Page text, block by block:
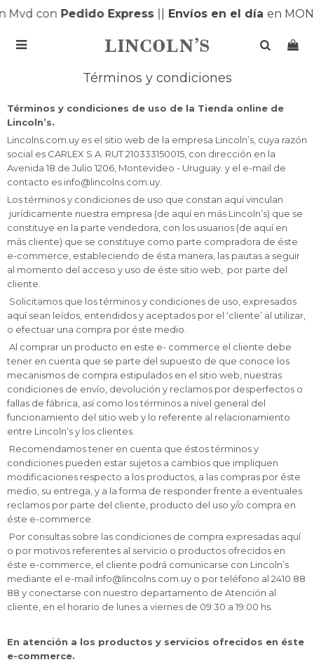
conPedido Express|| Envíos en el díaen

Términos y condiciones
Términos y condiciones de uso de la Tienda online de
Lincoln’s.
Lincolns.com.uy es el sitio web de la empresa Lincoln’s, cuya razón
social es CARLEX S.A. RUT 210333150015, con dirección en la
Avenida 18 de Julio 1206, Montevideo - Uruguay. y el e-mail de
contacto es info@lincolns.com.uy.
Los términos y condiciones de uso que constan aquí vinculan
jurídicamente nuestra empresa (de aquí en más Lincoln’s) que se
constituye en la parte vendedora, con los usuarios (de aquí en
más cliente) que se constituye como parte compradora de éste
e-commerce, estableciendo de ésta manera, las pautas a seguir
al momento del acceso y uso de éste sitio web, por parte del
cliente.
Solicitamos que los términos y condiciones de uso, expresados
aquí sean leídos, entendidos y aceptados por el ‘cliente’ al utilizar,
o efectuar una compra por éste medio.
Al comprar un producto en este e- commerce el cliente debe
tener en cuenta que se parte del supuesto de que conoce los
mecanismos de compra estipulados en el sitio web, nuestras
condiciones de envío, devolución y reclamos por desperfectos o
fallas de fábrica, así como los términos a nivel general del
funcionamiento del sitio web y lo referente al relacionamiento
entre Lincoln’s y los clientes.
Recomendamos tener en cuenta que éstos términos y
condiciones pueden estar sujetos a cambios que impliquen
modificaciones respecto a los productos, a las compras por éste
medio, su entrega, y a la forma de responder frente a eventuales
reclamos por parte del cliente, producto del uso y/o compra en
éste e-commerce.
Por consultas sobre las condiciones de compra expresadas aquí
o por motivos referentes al servicio o productos ofrecidos en
éste e-commerce, el cliente podrá comunicarse con Lincoln’s
mediante el e-mail info@lincolns.com.uy o por teléfono al 2410 88
88 y conectarse con nuestro departamento de Atención al
cliente, en el horario de lunes a viernes de 09:30 a 19:00 hs.
En atención a los productos y servicios ofrecidos en éste
e-commerce.